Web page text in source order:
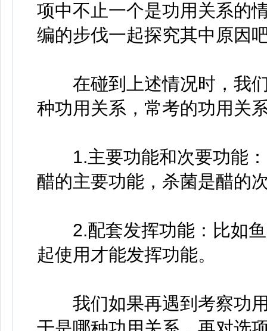
项中不止一个是功用关系的
编的步伐一起探究其中原因
在碰到上述情况时，我们
种功用关系，常考的功用关
1.主要功能和次要功能：
醋的主要功能，杀菌是醋的
2.配套发挥功能：比如鱼
起使用才能发挥功能。
我们如果再遇到考察功用